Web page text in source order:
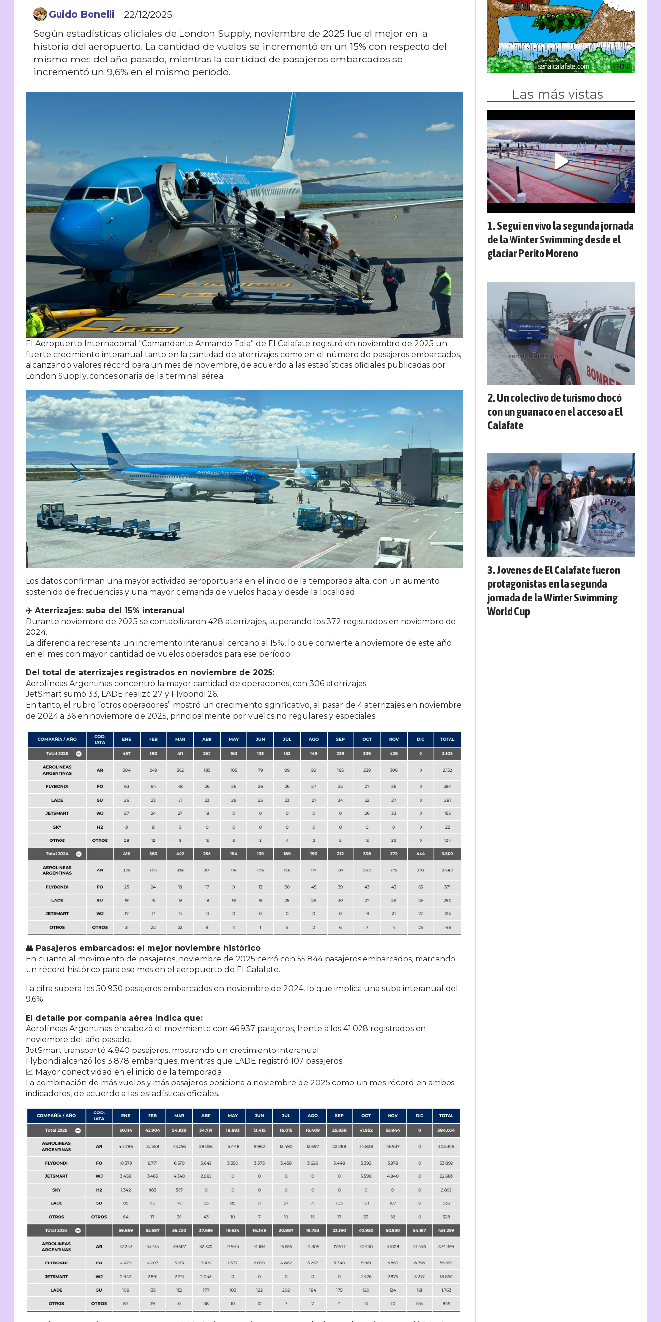
Según estadísticas oficiales de London Supply, noviembre de 2025 fue el mejor en la
historia del aeropuerto. La cantidad de vuelos se incrementó en un 15% con respecto del
mismo mes del año pasado, mientras la cantidad de pasajeros embarcados se
incrementó un 9,6% en el mismo período.
22/12/2025
Guido Bonelli
El Aeropuerto Internacional “Comandante Armando Tola” de El Calafate registró en noviembre de 2025 un
fuerte crecimiento interanual tanto en la cantidad de aterrizajes como en el número de pasajeros embarcados,
alcanzando valores récord para un mes de noviembre, de acuerdo a las estadísticas oficiales publicadas por
London Supply, concesionaria de la terminal aérea.
Los datos confirman una mayor actividad aeroportuaria en el inicio de la temporada alta, con un aumento
sostenido de frecuencias y una mayor demanda de vuelos hacia y desde la localidad.
✈️ Aterrizajes: suba del 15% interanual
Durante noviembre de 2025 se contabilizaron 428 aterrizajes, superando los 372 registrados en noviembre de
2024.
La diferencia representa un incremento interanual cercano al 15%, lo que convierte a noviembre de este año
en el mes con mayor cantidad de vuelos operados para ese período.
Del total de aterrizajes registrados en noviembre de 2025:
Aerolíneas Argentinas concentró la mayor cantidad de operaciones, con 306 aterrizajes.
JetSmart sumó 33, LADE realizó 27 y Flybondi 26.
En tanto, el rubro “otros operadores” mostró un crecimiento significativo, al pasar de 4 aterrizajes en noviembre
de 2024 a 36 en noviembre de 2025, principalmente por vuelos no regulares y especiales.
👥 Pasajeros embarcados: el mejor noviembre histórico
En cuanto al movimiento de pasajeros, noviembre de 2025 cerró con 55.844 pasajeros embarcados, marcando
un récord histórico para ese mes en el aeropuerto de El Calafate.
La cifra supera los 50.930 pasajeros embarcados en noviembre de 2024, lo que implica una suba interanual del
9,6%.
El detalle por compañía aérea indica que:
Aerolíneas Argentinas encabezó el movimiento con 46.937 pasajeros, frente a los 41.028 registrados en
noviembre del año pasado.
JetSmart transportó 4.840 pasajeros, mostrando un crecimiento interanual.
Flybondi alcanzó los 3.878 embarques, mientras que LADE registró 107 pasajeros.
📈 Mayor conectividad en el inicio de la temporada
La combinación de más vuelos y más pasajeros posiciona a noviembre de 2025 como un mes récord en ambos
indicadores, de acuerdo a las estadísticas oficiales.
Las más vistas
Seguí en vivo la segunda jornada
de la Winter Swimming desde el
glaciar Perito Moreno
Un colectivo de turismo chocó
con un guanaco en el acceso a El
Calafate
Jovenes de El Calafate fueron
protagonistas en la segunda
jornada de la Winter Swimming
World Cup